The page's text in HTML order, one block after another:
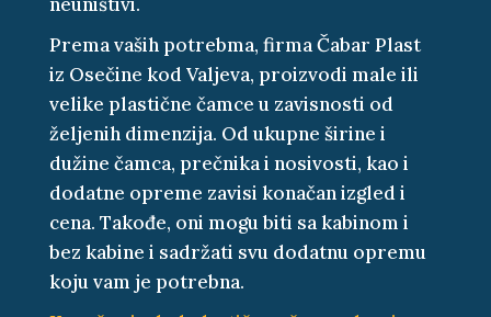
Prema vaših potrebma, firma Čabar Plast
iz Osečine kod Valjeva, proizvodi male ili
velike plastične čamce u zavisnosti od
željenih dimenzija. Od ukupne širine i
dužine čamca, prečnika i nosivosti, kao i
dodatne opreme zavisi konačan izgled i
cena. Takođe, oni mogu biti sa kabinom i
bez kabine i sadržati svu dodatnu opremu
koju vam je potrebna.